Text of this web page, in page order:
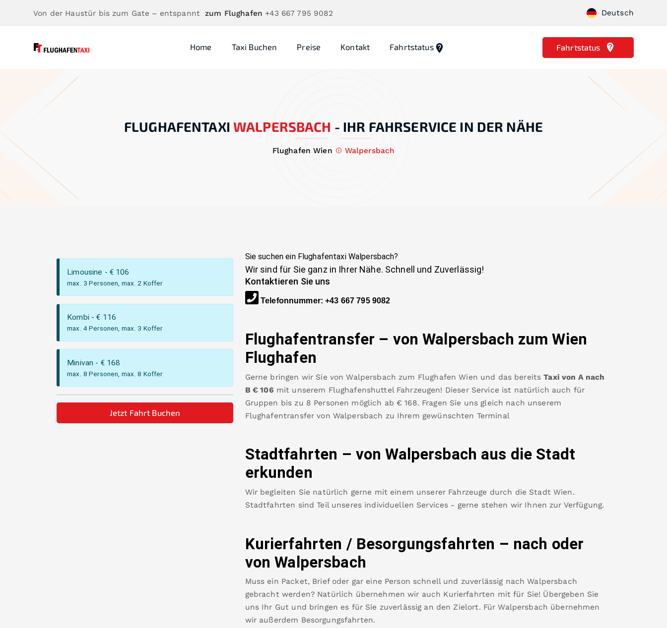
Von der Haustür bis zum Gate – entspannt zum Flughafen +43 667 795 9082 Deutsch
Home Taxi Buchen Preise Kontakt Fahrtstatus Fahrtstatus
FLUGHAFENTAXI WALPERSBACH - IHR FAHRSERVICE IN DER NÄHE
Flughafen Wien Walpersbach
Limousine - € 106
max. 3 Personen, max. 2 Koffer
Kombi - € 116
max. 4 Personen, max. 3 Koffer
Minivan - € 168
max. 8 Personen, max. 8 Koffer
Jetzt Fahrt Buchen
Sie suchen ein Flughafentaxi Walpersbach?
Wir sind für Sie ganz in Ihrer Nähe. Schnell und Zuverlässig!
Kontaktieren Sie uns
Telefonnummer:+43 667 795 9082
Flughafentransfer – von Walpersbach zum Wien
Flughafen
Gerne bringen wir Sie von Walpersbach zum Flughafen Wien und das bereits Taxi von A nach
B €106 mit unserem Flughafenshuttel Fahrzeugen! Dieser Service ist natürlich auch für
Gruppen bis zu 8 Personen möglich ab € 168. Fragen Sie uns gleich nach unserem
Flughafentransfer von Walpersbach zu Ihrem gewünschten Terminal
Stadtfahrten – von Walpersbach aus die Stadt
erkunden
Wir begleiten Sie natürlich gerne mit einem unserer Fahrzeuge durch die Stadt Wien.
Stadtfahrten sind Teil unseres individuellen Services - gerne stehen wir Ihnen zur Verfügung.
Kurierfahrten / Besorgungsfahrten – nach oder
von Walpersbach
Muss ein Packet, Brief oder gar eine Person schnell und zuverlässig nach Walpersbach
gebracht werden? Natürlich übernehmen wir auch Kurierfahrten mit für Sie! Übergeben Sie
uns Ihr Gut und bringen es für Sie zuverlässig an den Zielort. Für Walpersbach übernehmen
wir außerdem Besorgungsfahrten.